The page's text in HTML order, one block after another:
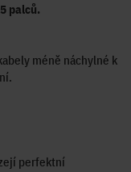
palců.
méně náchylné k
perfektní